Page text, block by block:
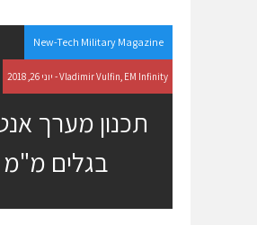
l
e
N
a
v
New-Tech Military Magazine
Vladimir Vulfin, EM Infinity - יוני 26, 2018
תכנון מערך
בגלים מ"מ